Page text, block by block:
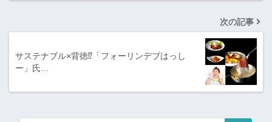
次の記事
サステナブル×背徳⁉「フォーリンデブはっし
ー」氏…